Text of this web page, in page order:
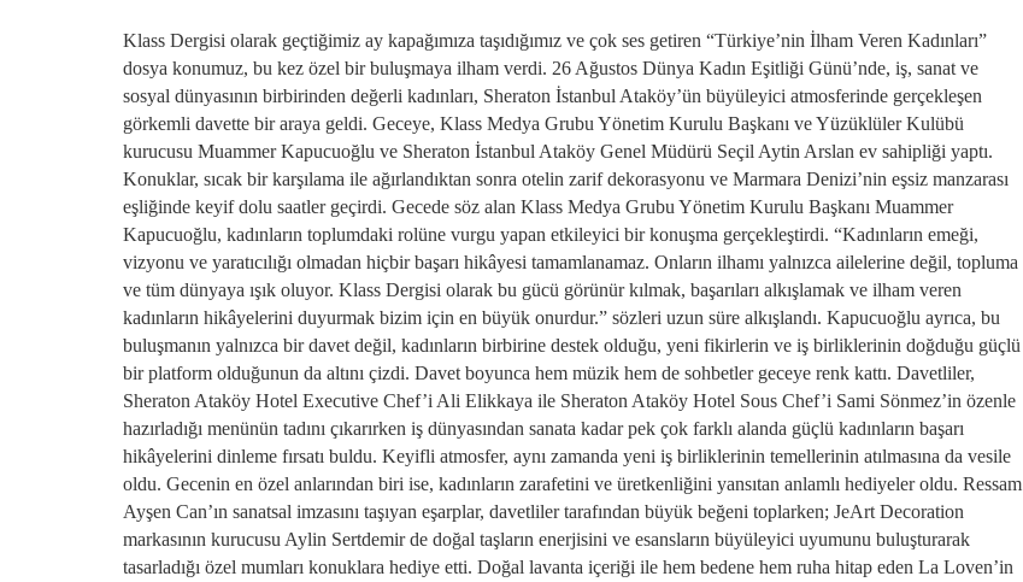
Klass Dergisi olarak geçtiğimiz ay kapağımıza taşıdığımız ve çok ses getiren “Türkiye’nin İlham Veren Kadınları”
dosya konumuz, bu kez özel bir buluşmaya ilham verdi. 26 Ağustos Dünya Kadın Eşitliği Günü’nde, iş, sanat ve
sosyal dünyasının birbirinden değerli kadınları, Sheraton İstanbul Ataköy’ün büyüleyici atmosferinde gerçekleşen
görkemli davette bir araya geldi. Geceye, Klass Medya Grubu Yönetim Kurulu Başkanı ve Yüzüklüler Kulübü
kurucusu Muammer Kapucuoğlu ve Sheraton İstanbul Ataköy Genel Müdürü Seçil Aytin Arslan ev sahipliği yaptı.
Konuklar, sıcak bir karşılama ile ağırlandıktan sonra otelin zarif dekorasyonu ve Marmara Denizi’nin eşsiz manzarası
eşliğinde keyif dolu saatler geçirdi. Gecede söz alan Klass Medya Grubu Yönetim Kurulu Başkanı Muammer
Kapucuoğlu, kadınların toplumdaki rolüne vurgu yapan etkileyici bir konuşma gerçekleştirdi. “Kadınların emeği,
vizyonu ve yaratıcılığı olmadan hiçbir başarı hikâyesi tamamlanamaz. Onların ilhamı yalnızca ailelerine değil, topluma
ve tüm dünyaya ışık oluyor. Klass Dergisi olarak bu gücü görünür kılmak, başarıları alkışlamak ve ilham veren
kadınların hikâyelerini duyurmak bizim için en büyük onurdur.” sözleri uzun süre alkışlandı. Kapucuoğlu ayrıca, bu
buluşmanın yalnızca bir davet değil, kadınların birbirine destek olduğu, yeni fikirlerin ve iş birliklerinin doğduğu güçlü
bir platform olduğunun da altını çizdi. Davet boyunca hem müzik hem de sohbetler geceye renk kattı. Davetliler,
Sheraton Ataköy Hotel Executive Chef’i Ali Elikkaya ile Sheraton Ataköy Hotel Sous Chef’i Sami Sönmez’in özenle
hazırladığı menünün tadını çıkarırken iş dünyasından sanata kadar pek çok farklı alanda güçlü kadınların başarı
hikâyelerini dinleme fırsatı buldu. Keyifli atmosfer, aynı zamanda yeni iş birliklerinin temellerinin atılmasına da vesile
oldu. Gecenin en özel anlarından biri ise, kadınların zarafetini ve üretkenliğini yansıtan anlamlı hediyeler oldu. Ressam
Ayşen Can’ın sanatsal imzasını taşıyan eşarplar, davetliler tarafından büyük beğeni toplarken; JeArt Decoration
markasının kurucusu Aylin Sertdemir de doğal taşların enerjisini ve esansların büyüleyici uyumunu buluşturarak
tasarladığı özel mumları konuklara hediye etti. Doğal lavanta içeriği ile hem bedene hem ruha hitap eden La Loven’in